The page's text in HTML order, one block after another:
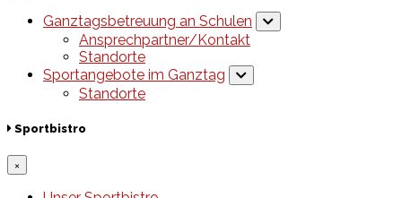
Ganztagsbetreuung an Schulen
Ansprechpartner/Kontakt
Standorte
Sportangebote im Ganztag
Standorte
Sportbistro
×